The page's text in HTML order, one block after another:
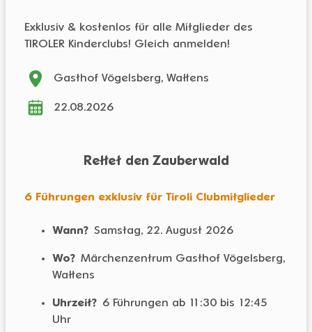
Exklusiv & kostenlos für alle Mitglieder des
TIROLER Kinderclubs! Gleich anmelden!
Gasthof Vögelsberg, Wattens
22.08.2026
Rettet den Zauberwald
6 Führungen exklusiv für Tiroli Clubmitglieder
Wann?Samstag, 22. August 2026
Wo?Märchenzentrum Gasthof Vögelsberg,
Wattens
Uhrzeit?6 Führungen ab 11:30 bis 12:45
Uhr